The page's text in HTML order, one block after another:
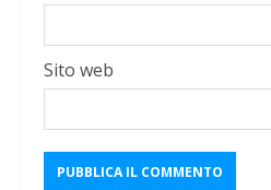
Sito web